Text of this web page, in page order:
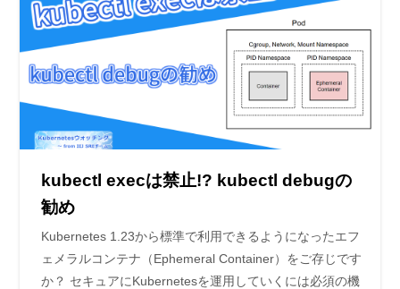
kubectl execは禁止!? kubectl debugの
勧め
Kubernetes 1.23から標準で利用できるようになったエフ
ェメラルコンテナ（Ephemeral Container）をご存じです
か？ セキュアにKubernetesを運用していくには必須の機